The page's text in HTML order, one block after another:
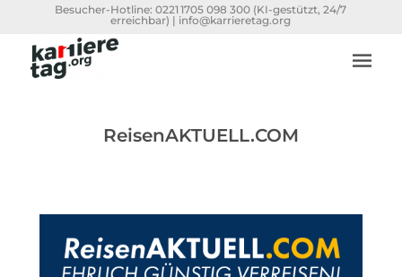
Besucher-Hotline:0221 1705 098 300 (KI-gestützt, 24/7
erreichbar) | info@karrieretag.org
ReisenAKTUELL.COM